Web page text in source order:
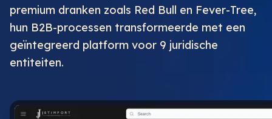
premium dranken zoals Red Bull en Fever-Tree,
hun B2B-processen transformeerde met een
geïntegreerd platform voor 9 juridische
entiteiten.